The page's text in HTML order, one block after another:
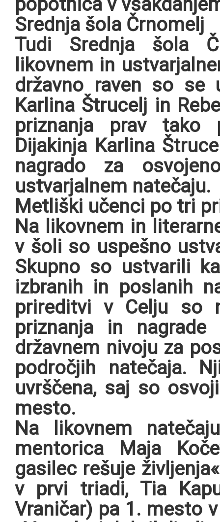
popotnica v
Srednja šola Črnomelj
Tudi Srednja šola
likovnem in
državno raven so se
Karlina Štrucelj in
priznanja prav tako
Dijakinja Karlina
nagrado za
ustvarjalnem natečaju.
Metliški učenci po tri
Na likovnem in
v šoli so uspešno
Skupno so ustvarili
izbranih in poslanih
prireditvi v Celju so
priznanja in
državnem nivoju za
področjih natečaja.
uvrščena, saj so
mesto.
Na likovnem
mentorica Maja
gasilec rešuje
v prvi triadi, Tia
Vraničar) pa 1. mesto